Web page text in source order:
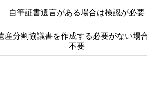
自筆証書遺言がある場合は検認が必要
産分割協議書を作成する必要がない場
不要